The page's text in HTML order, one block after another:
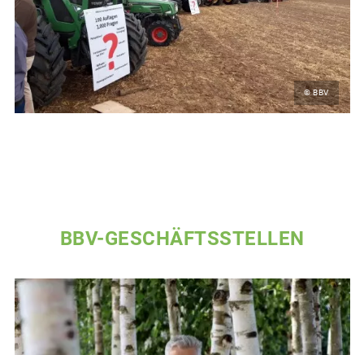
© BBV
BBV-GESCHÄFTSSTELLEN